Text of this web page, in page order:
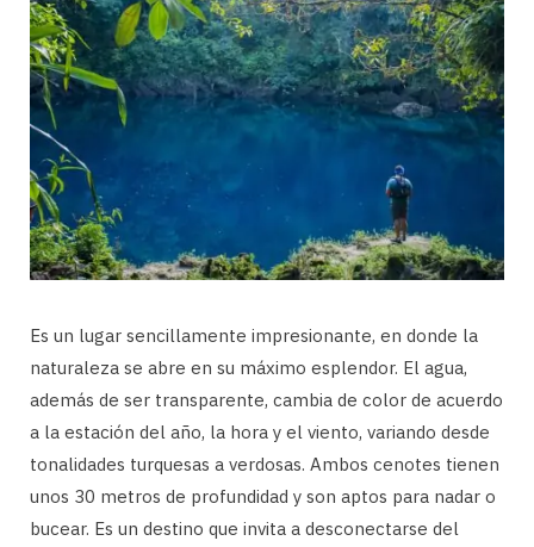
Es un lugar sencillamente impresionante, en donde la
naturaleza se abre en su máximo esplendor. El agua,
además de ser transparente, cambia de color de acuerdo
a la estación del año, la hora y el viento, variando desde
tonalidades turquesas a verdosas. Ambos cenotes tienen
unos 30 metros de profundidad y son aptos para nadar o
bucear. Es un destino que invita a desconectarse del